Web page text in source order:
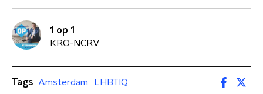
1 op 1
KRO-NCRV
Tags Amsterdam
LHBTIQ